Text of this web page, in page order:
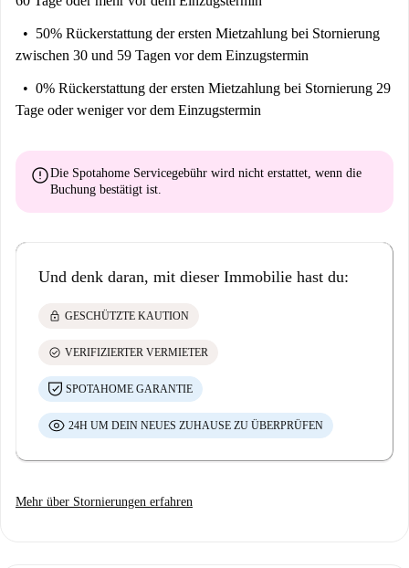
50% Rückerstattung der ersten Mietzahlung bei Stornierung
zwischen 30 und 59 Tagen vor dem Einzugstermin
0% Rückerstattung der ersten Mietzahlung bei Stornierung 29
Tage oder weniger vor dem Einzugstermin
errorDie Spotahome Servicegebühr wird nicht erstattet, wenn die
Buchung bestätigt ist.
Und denk daran, mit dieser Immobilie hast du:
lock GESCHÜTZTE KAUTION
check_circle VERIFIZIERTER VERMIETER
SPOTAHOME GARANTIE
24H UM DEIN NEUES ZUHAUSE ZU ÜBERPRÜFEN
Mehr über Stornierungen erfahren